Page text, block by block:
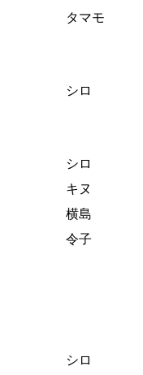
タマモ
シロ
シロ
キヌ
横島
令子
シロ